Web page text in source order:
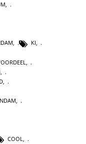
,
, KI,
COOL,